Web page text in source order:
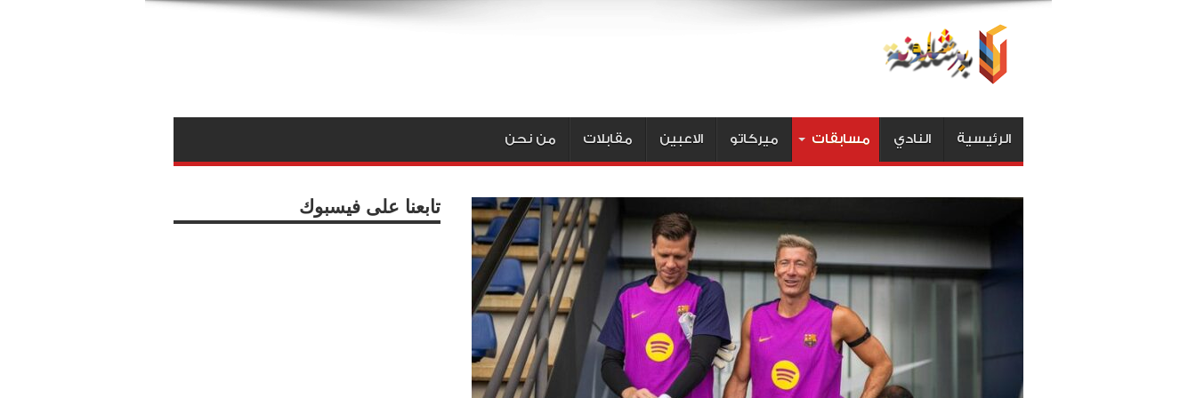
الرئيسية النادي مسابقات ميركاتو الاعبين مقابلات من نحن
تابعنا على فيسبوك